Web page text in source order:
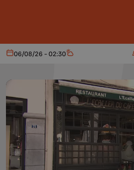
Aujourd'hui
06/08/26 - 02:30 Météo